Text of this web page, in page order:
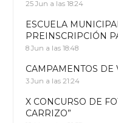
25 Jun a las 18:24
ESCUELA
PREINSCRIPCIÓN
8 Jun a las 18:48
CAMPAMENTOS DE
3 Jun a las 21:24
X CONCURSO DE
CARRIZO”